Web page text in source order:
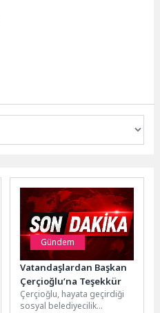
Gündem
Vatandaşlardan Başkan
Çerçioğlu’na Teşekkür
Çerçioğlu, hayata geçirdiği
sosyal belediyecilik